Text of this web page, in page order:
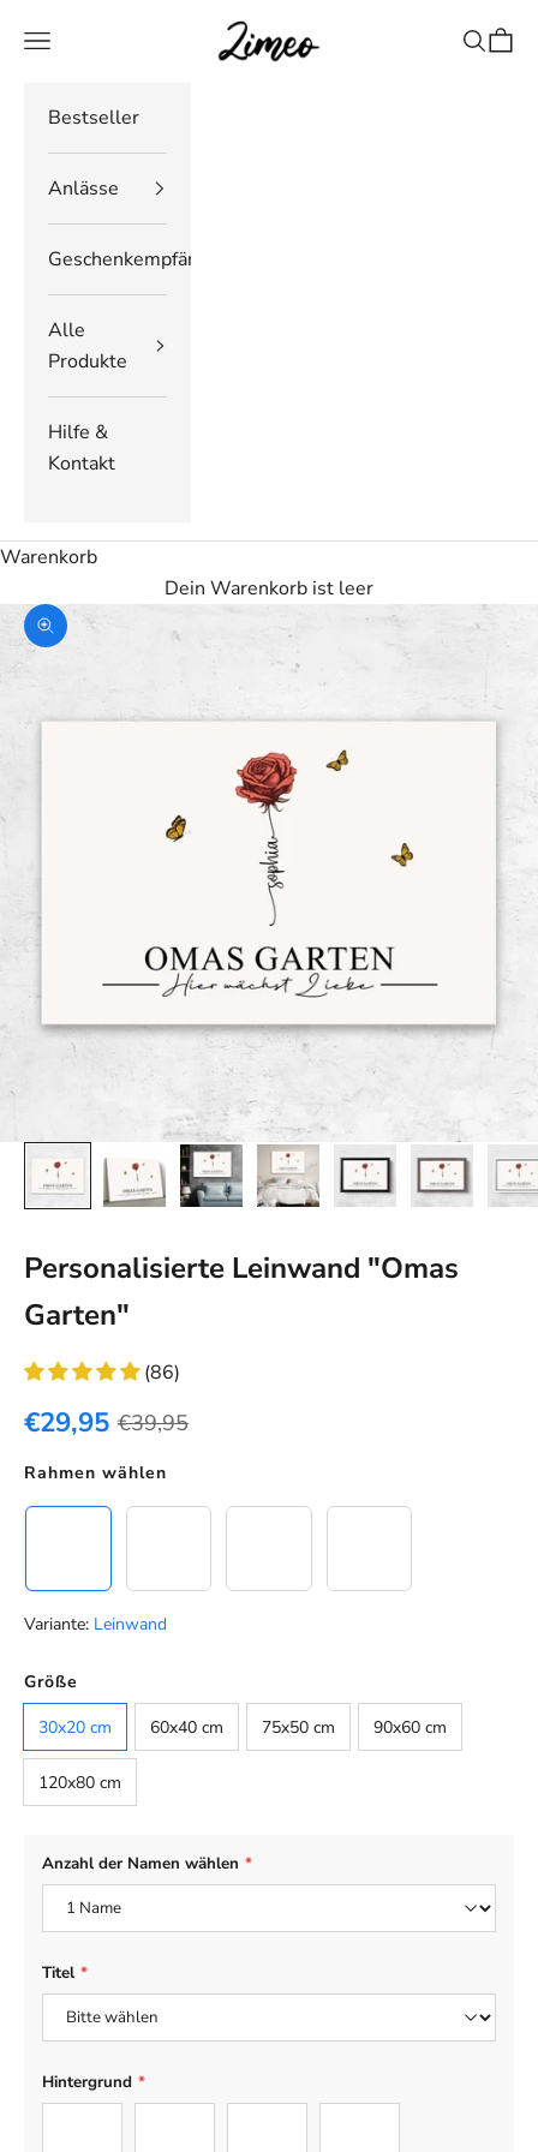
Zimeo Deutschland
Navigationsmenü öffnen Suche
Bestseller
Anlässe
Geschenkempfänger
Alle
Produkte
Hilfe &
Kontakt
Warenkorb
Dein Warenkorb ist leer
Bild vergrößern
Personalisierte Leinwand "Omas
Garten"
(86)
€29,95 €39,95
Rahmen wählen
Variante: Leinwand
Farbe
Default
Größe
30x20 cm
60x40 cm 75x50 cm 90x60 cm
120x80 cm
Anzahl der Namen wählen *
Titel *
Hintergrund *